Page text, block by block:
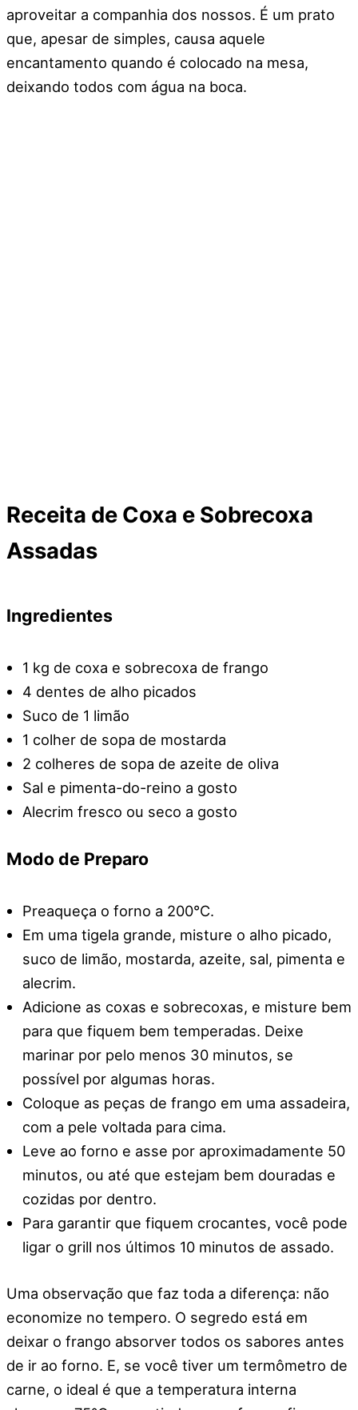
aproveitar a companhia dos nossos. É um prato
que, apesar de simples, causa aquele
encantamento quando é colocado na mesa,
deixando todos com água na boca.
Receita de Coxa e Sobrecoxa
Assadas
Ingredientes
1 kg de coxa e sobrecoxa de frango
4 dentes de alho picados
Suco de 1 limão
1 colher de sopa de mostarda
2 colheres de sopa de azeite de oliva
Sal e pimenta-do-reino a gosto
Alecrim fresco ou seco a gosto
Modo de Preparo
Preaqueça o forno a 200°C.
Em uma tigela grande, misture o alho picado,
suco de limão, mostarda, azeite, sal, pimenta e
alecrim.
Adicione as coxas e sobrecoxas, e misture bem
para que fiquem bem temperadas. Deixe
marinar por pelo menos 30 minutos, se
possível por algumas horas.
Coloque as peças de frango em uma assadeira,
com a pele voltada para cima.
Leve ao forno e asse por aproximadamente 50
minutos, ou até que estejam bem douradas e
cozidas por dentro.
Para garantir que fiquem crocantes, você pode
ligar o grill nos últimos 10 minutos de assado.
Uma observação que faz toda a diferença: não
economize no tempero. O segredo está em
deixar o frango absorver todos os sabores antes
de ir ao forno. E, se você tiver um termômetro de
carne, o ideal é que a temperatura interna